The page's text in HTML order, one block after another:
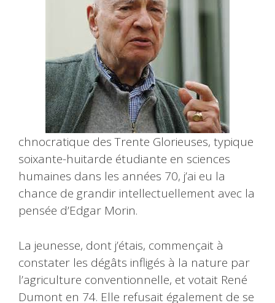
chnocratique des Trente Glorieuses, typique
soixante-huitarde étudiante en sciences
humaines dans les années 70, j’ai eu la
chance de grandir intellectuellement avec la
pensée d’Edgar Morin.
La jeunesse, dont j’étais, commençait à
constater les dégâts infligés à la nature par
l’agriculture conventionnelle, et votait René
Dumont en 74. Elle refusait également de se